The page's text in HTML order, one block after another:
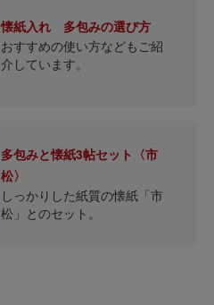
懐紙入れ 多包みの選び方
おすすめの使い方などもご紹
介しています。
多包みと懐紙3帖セット〈市
松〉
しっかりした紙質の懐紙「市
松」とのセット。